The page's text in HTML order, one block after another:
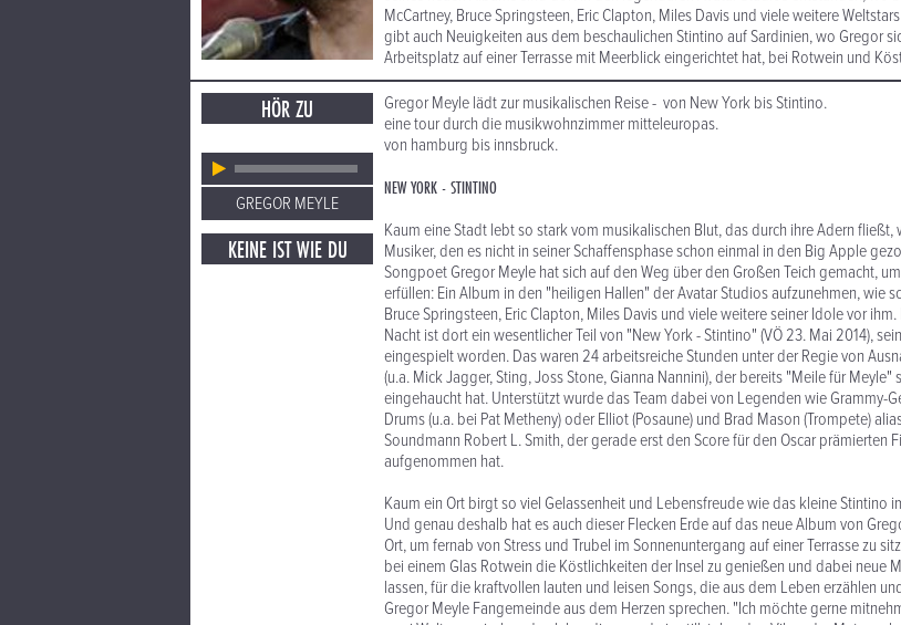
McCartney, Bruce Springsteen, Eric Clapton, Miles Davis und viele weitere
gibt auch Neuigkeiten aus dem beschaulichen Stintino auf Sardinien, wo Gregor
Arbeitsplatz auf einer Terrasse mit Meerblick eingerichtet hat, bei Rotwein und
HÖR ZU
GREGOR MEYLE
KEINE IST WIE DU
Gregor Meyle lädt zur musikalischen Reise - von New York bis Stintino.
eine tour durch die musikwohnzimmer mitteleuropas.
von hamburg bis innsbruck.
NEW YORK - STINTINO
Kaum eine Stadt lebt so stark vom musikalischen Blut, das durch ihre Adern fließt,
Musiker, den es nicht in seiner Schaffensphase schon einmal in den Big Apple
Songpoet Gregor Meyle hat sich auf den Weg über den Großen Teich gemacht,
erfüllen: Ein Album in den "heiligen Hallen" der Avatar Studios aufzunehmen, wie
Bruce Springsteen, Eric Clapton, Miles Davis und viele weitere seiner Idole vor
Nacht ist dort ein wesentlicher Teil von "New York - Stintino" (VÖ 23. Mai 2014),
eingespielt worden. Das waren 24 arbeitsreiche Stunden unter der Regie von
(u.a. Mick Jagger, Sting, Joss Stone, Gianna Nannini), der bereits "Meile für
eingehaucht hat. Unterstützt wurde das Team dabei von Legenden wie Grammy-
Drums (u.a. bei Pat Metheny) oder Elliot (Posaune) und Brad Mason (Trompete)
Soundmann Robert L. Smith, der gerade erst den Score für den Oscar prämierten
aufgenommen hat.
Kaum ein Ort birgt so viel Gelassenheit und Lebensfreude wie das kleine Stintino
Und genau deshalb hat es auch dieser Flecken Erde auf das neue Album von
Ort, um fernab von Stress und Trubel im Sonnenuntergang auf einer Terrasse zu
bei einem Glas Rotwein die Köstlichkeiten der Insel zu genießen und dabei neue
lassen, für die kraftvollen lauten und leisen Songs, die aus dem Leben erzählen
Gregor Meyle Fangemeinde aus dem Herzen sprechen. "Ich möchte gerne